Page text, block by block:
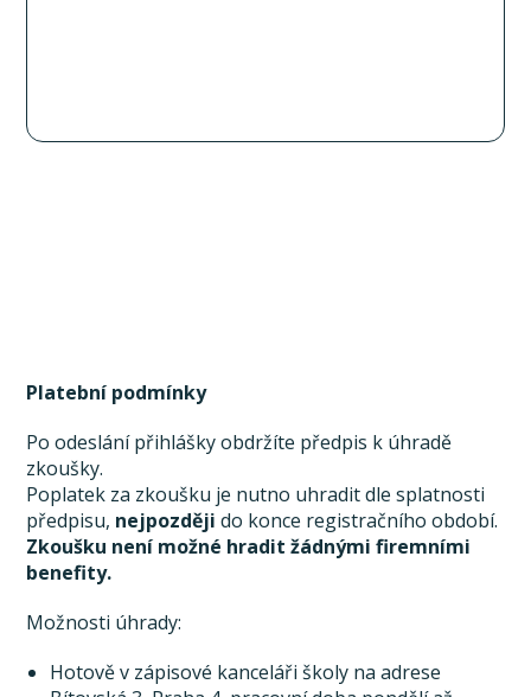
Platební podmínky
Po odeslání přihlášky obdržíte předpis k úhradě
zkoušky.
Poplatek za zkoušku je nutno uhradit dle splatnosti
předpisu, nejpozději do konce registračního období.
Zkoušku není možné hradit žádnými firemními
benefity.
Možnosti úhrady:
Hotově v zápisové kanceláři školy na adrese